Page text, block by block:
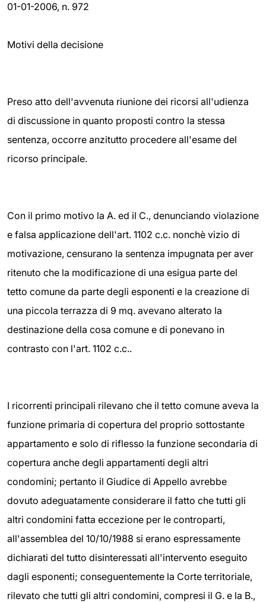
01-01-2006, n. 972
Motivi della decisione
Preso atto dell'avvenuta riunione dei ricorsi all'udienza
di discussione in quanto proposti contro la stessa
sentenza, occorre anzitutto procedere all'esame del
ricorso principale.
Con il primo motivo la A. ed il C., denunciando violazione
e falsa applicazione dell'art. 1102 c.c. nonchè vizio di
motivazione, censurano la sentenza impugnata per aver
ritenuto che la modificazione di una esigua parte del
tetto comune da parte degli esponenti e la creazione di
una piccola terrazza di 9 mq. avevano alterato la
destinazione della cosa comune e di ponevano in
contrasto con l'art. 1102 c.c..
I ricorrenti principali rilevano che il tetto comune aveva la
funzione primaria di copertura del proprio sottostante
appartamento e solo di riflesso la funzione secondaria di
copertura anche degli appartamenti degli altri
condomini; pertanto il Giudice di Appello avrebbe
dovuto adeguatamente considerare il fatto che tutti gli
altri condomini fatta eccezione per le controparti,
all'assemblea del 10/10/1988 si erano espressamente
dichiarati del tutto disinteressati all'intervento eseguito
dagli esponenti; conseguentemente la Corte territoriale,
rilevato che tutti gli altri condomini, compresi il G. e la B.,